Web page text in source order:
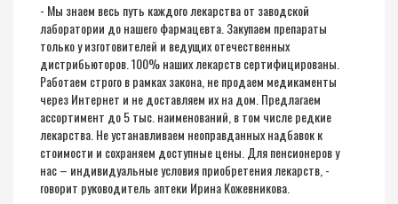
- Мы знаем весь путь каждого лекарства от заводской
лаборатории до нашего фармацевта. Закупаем препараты
только у изготовителей и ведущих отечественных
дистрибьюторов. 100% наших лекарств сертифицированы.
Работаем строго в рамках закона, не продаем медикаменты
через Интернет и не доставляем их на дом. Предлагаем
ассортимент до 5 тыс. наименований, в том числе редкие
лекарства. Не устанавливаем неоправданных надбавок к
стоимости и сохраняем доступные цены. Для пенсионеров у
нас – индивидуальные условия приобретения лекарств, -
говорит руководитель аптеки Ирина Кожевникова.